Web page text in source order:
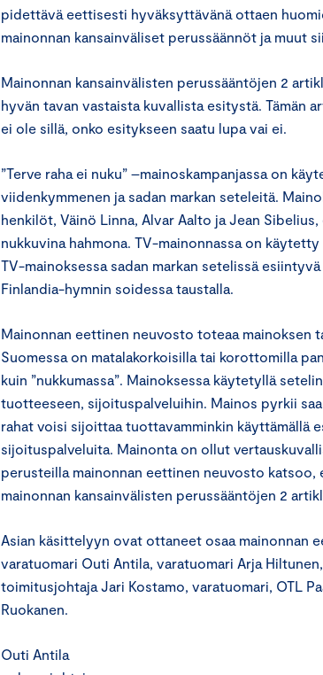
pidettävä eettisesti hyväksyttävänä ottaen
mainonnan kansainväliset perussäännöt ja muut
Mainonnan kansainvälisten perussääntöjen 2
hyvän tavan vastaista kuvallista esitystä. Tämän
ei ole sillä, onko esitykseen saatu lupa vai ei.
”Terve raha ei nuku” –mainoskampanjassa on
viidenkymmenen ja sadan markan seteleitä.
henkilöt, Väinö Linna, Alvar Aalto ja Jean
nukkuvina hahmona. TV-mainonnassa on
TV-mainoksessa sadan markan setelissä
Finlandia-hymnin soidessa taustalla.
Mainonnan eettinen neuvosto toteaa mainoksen
Suomessa on matalakorkoisilla tai korottomilla
kuin ”nukkumassa”. Mainoksessa käytetyllä
tuotteeseen, sijoituspalveluihin. Mainos pyrkii
rahat voisi sijoittaa tuottavamminkin käyttämällä
sijoituspalveluita. Mainonta on ollut
perusteilla mainonnan eettinen neuvosto
mainonnan kansainvälisten perussääntöjen 2
Asian käsittelyyn ovat ottaneet osaa mainonnan
varatuomari Outi Antila, varatuomari Arja
toimitusjohtaja Jari Kostamo, varatuomari, OTL
Ruokanen.
Outi Antila